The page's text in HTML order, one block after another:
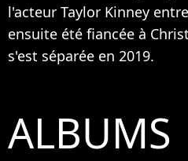
l'acteur Taylor Kinney
ensuite été fiancée à
s'est séparée en 2019.
ALBUMS